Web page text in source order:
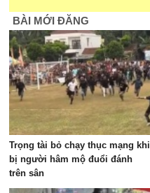
BÀI MỚI ĐĂNG
Trọng tài bỏ chạy thục mạng khi
bị người hâm mộ đuổi đánh
trên sân